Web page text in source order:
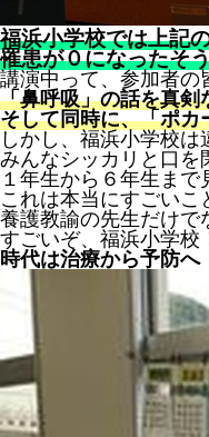
福浜小学校では上記
罹患が０になったそ
講演中って、参加者の
「鼻呼吸」の話を真剣
そして同時に、「ポカ
しかし、福浜小学校は
みんなシッカリと口を
１年生から６年生ま
これは本当にすごいこ
養護教諭の先生だけで
すごいぞ、福浜小学校
時代は治療から予防へ